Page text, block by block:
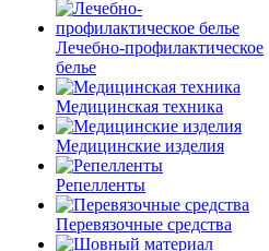
Лечебно-профилактическое
белье
Медицинская техника
Медицинские изделия
Репелленты
Перевязочные средства